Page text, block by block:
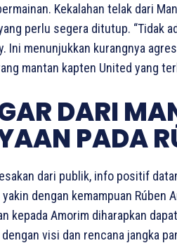
Kekalahan telak dari
perlu segera ditutup. “Tidak
Ini menunjukkan kurangnya
mantan kapten United yang
DARI
PADA
dari publik, info positif
dengan kemampuan
kepada Amorim diharapkan
visi dan rencana jangka